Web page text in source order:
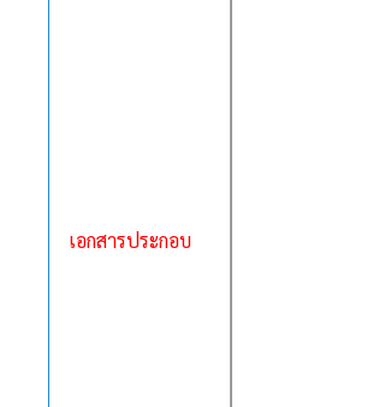
เอกสารประกอบ